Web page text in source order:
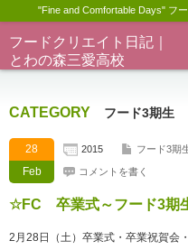
"Fine and Comfortable Days" フ
フードクリエイト日記｜
とわの森三愛高校
CATEGORY フード3期生
28
Feb
2015 フード3期
コメントを書く
☆FC 卒業式～フード3期
2月28日（土）卒業式・卒業祝賀会